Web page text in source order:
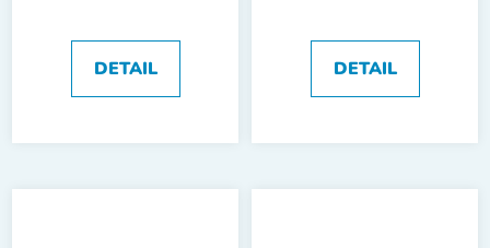
DETAIL DETAIL